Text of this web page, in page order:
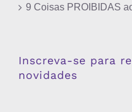
9 Coisas PROIBIDAS
Inscreva-se para
novidades